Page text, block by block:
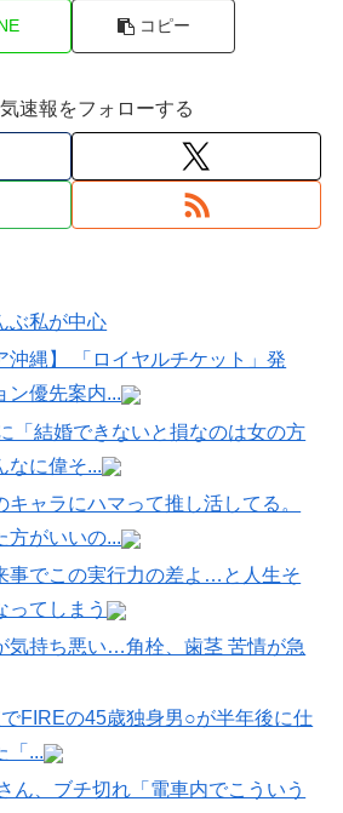
コピー
速報をフォローする
ぶ私が中心
沖縄】 「ロイヤルチケット」発
ン優先案内...
「結婚できないと損なのは女の方
なに偉そ...
キャラにハマって推し活してる。
方がいいの...
事でこの実行力の差よ…と人生そ
ってしまう
気持ち悪い…角栓、歯茎 苦情が急
FIREの45歳独身男○が半年後に仕
「...
ん、ブチ切れ「電車内でこういう